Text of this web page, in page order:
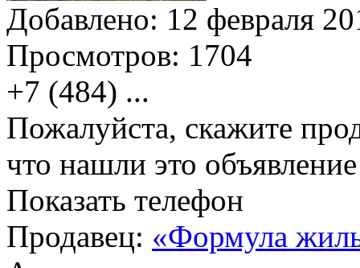
Добавлено: 12 февраля
Просмотров: 1704
+7 (484) ...
Пожалуйста, скажите
что нашли это
Показать телефон
Продавец: «Формула